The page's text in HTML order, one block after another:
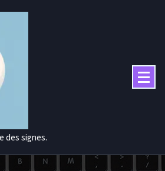
des signes.